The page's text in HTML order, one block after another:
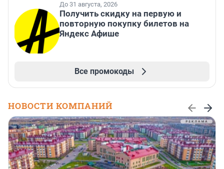
До 31 августа, 2026
Получить скидку на первую и
повторную покупку билетов на
Яндекс Афише
Все промокоды
НОВОСТИ КОМПАНИЙ